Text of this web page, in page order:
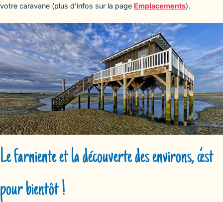
votre caravane (plus d’infos sur la page Emplacements).
Le farniente et la découverte des environs, c’est
pour bientôt !